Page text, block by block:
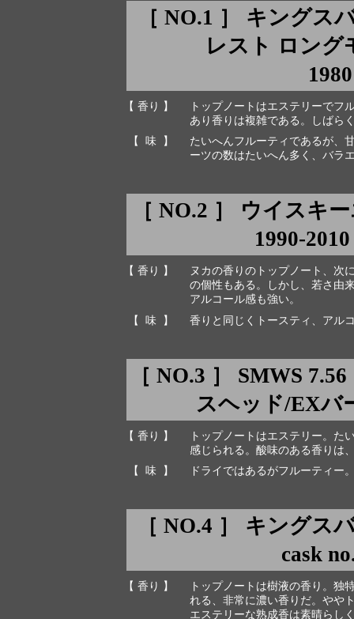
［ NO.1 ］ キングス
レスト ロング
【 香り 】
トップノートはエステリーでフ
あり香りは複雑である。しばら
【 味 】
たいへんフルーティであるが、
ーツの数はたいへん多く、バラ
［ NO.2 ］ ウイスキ
1990-
【 香り 】
ヌカの香りのトップノート、次
の個性もある。しかし、若さ由
アルコール感も強い。
【 味 】
香りと同じくトースティ、アル
［ NO.3 ］ SMWS
スヘッド/EXバ
【 香り 】
トップノートはエステリー。た
感じられる。酸味のある香りは
【 味 】
ドライではあるがフルーティー
［ NO.4 ］ キングス
cask
【 香り 】
トップノートは樹液の香り。独
れる、非常に濃い香りだ。やや
エステリーな熟成香は素晴らし